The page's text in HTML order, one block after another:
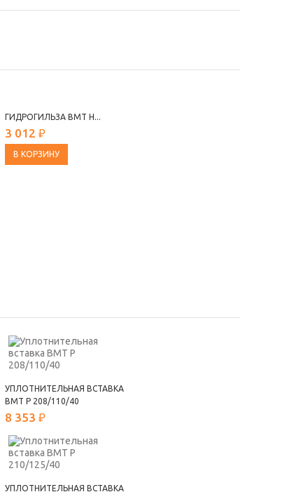
ГИДРОГИЛЬЗА ВМТ Н...
3 012 ₽
В КОРЗИНУ
УПЛОТНИТЕЛЬНАЯ ВСТАВКА
ВМТ Р 208/110/40
8 353 ₽
УПЛОТНИТЕЛЬНАЯ ВСТАВКА